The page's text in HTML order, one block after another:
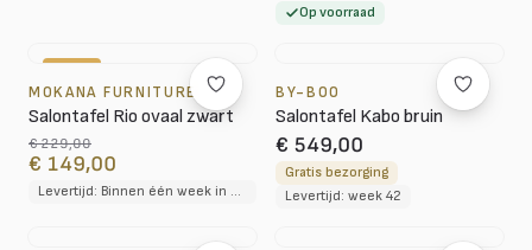
Op voorraad
MOKANA FURNITURE
Salontafel Rio ovaal zwart
€ 229,00
€ 149,00
Levertijd: Binnen één week in huis
BY-BOO
Salontafel Kabo bruin
€ 549,00
Gratis bezorging
Levertijd: week 42